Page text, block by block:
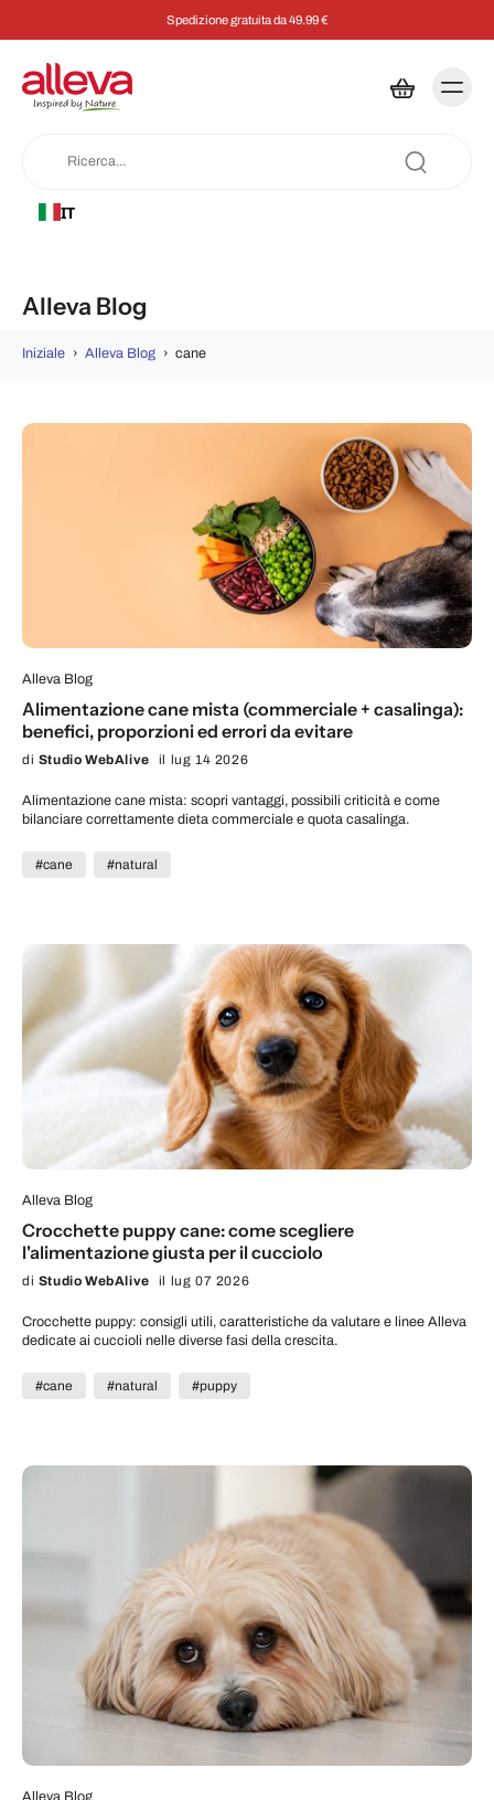
Risparmia il 5% su ogni ordine con
IT
Alleva Blog
Iniziale › Alleva Blog › cane
Alleva Blog
Alimentazione cane mista (commerciale + casalinga):
benefici, proporzioni ed errori da evitare
di Studio WebAlive il lug 14 2026
Alimentazione cane mista: scopri vantaggi, possibili criticità e come
bilanciare correttamente dieta commerciale e quota casalinga.
#cane #natural
Alleva Blog
Crocchette puppy cane: come scegliere
l'alimentazione giusta per il cucciolo
di Studio WebAlive il lug 07 2026
Crocchette puppy: consigli utili, caratteristiche da valutare e linee Alleva
dedicate ai cuccioli nelle diverse fasi della crescita.
#cane #natural #puppy
Alleva Blog